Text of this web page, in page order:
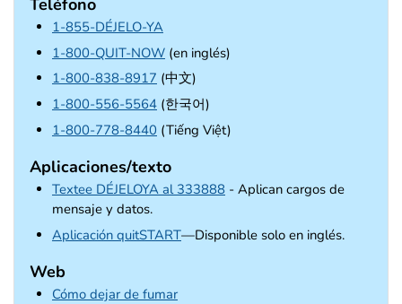
Teléfono
1-855-DÉJELO-YA
1-800-QUIT-NOW (en inglés)
1-800-838-8917 (中文)
1-800-556-5564 (한국어)
1-800-778-8440 (Tiếng Việt)
Aplicaciones/texto
Textee DÉJELOYA al 333888 - Aplican cargos de
mensaje y datos.
Aplicación quitSTARTexternal icon
—Disponible solo en inglés.
Web
Cómo dejar de fumar